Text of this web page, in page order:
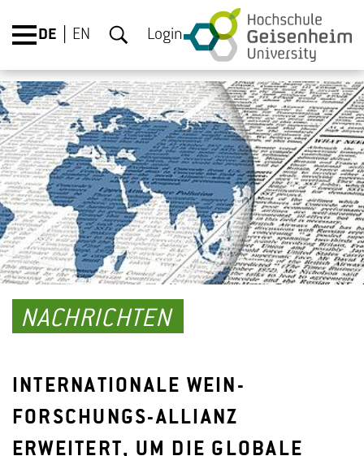
DE EN Login
NACHRICHTEN
INTERNATIONALE WEIN-
FORSCHUNGS-ALLIANZ
ERWEITERT, UM DIE GLOBALE